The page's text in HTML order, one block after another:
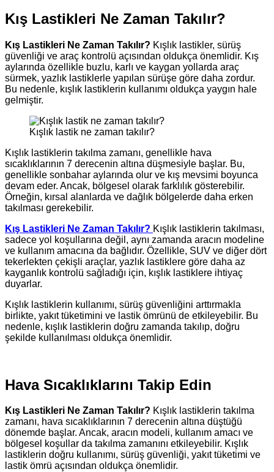
Kış Lastikleri Ne Zaman Takılır?
Kış Lastikleri Ne Zaman Takılır? Kışlık lastikler, sürüş
güvenliği ve araç kontrolü açısından oldukça önemlidir. Kış
aylarında özellikle buzlu, karlı ve kaygan yollarda araç
sürmek, yazlık lastiklerle yapılan sürüşe göre daha zordur.
Bu nedenle, kışlık lastiklerin kullanımı oldukça yaygın hale
gelmiştir.
Kışlık lastik ne zaman takılır?
Kışlık lastiklerin takılma zamanı, genellikle hava
sıcaklıklarının 7 derecenin altına düşmesiyle başlar. Bu,
genellikle sonbahar aylarında olur ve kış mevsimi boyunca
devam eder. Ancak, bölgesel olarak farklılık gösterebilir.
Örneğin, kırsal alanlarda ve dağlık bölgelerde daha erken
takılması gerekebilir.
Kış Lastikleri Ne Zaman Takılır? Kışlık lastiklerin takılması,
sadece yol koşullarına değil, aynı zamanda aracın modeline
ve kullanım amacına da bağlıdır. Özellikle, SUV ve diğer dört
tekerlekten çekişli araçlar, yazlık lastiklere göre daha az
kayganlık kontrolü sağladığı için, kışlık lastiklere ihtiyaç
duyarlar.
Kışlık lastiklerin kullanımı, sürüş güvenliğini arttırmakla
birlikte, yakıt tüketimini ve lastik ömrünü de etkileyebilir. Bu
nedenle, kışlık lastiklerin doğru zamanda takılıp, doğru
şekilde kullanılması oldukça önemlidir.
Hava Sıcaklıklarını Takip Edin
Kış Lastikleri Ne Zaman Takılır? Kışlık lastiklerin takılma
zamanı, hava sıcaklıklarının 7 derecenin altına düştüğü
dönemde başlar. Ancak, aracın modeli, kullanım amacı ve
bölgesel koşullar da takılma zamanını etkileyebilir. Kışlık
lastiklerin doğru kullanımı, sürüş güvenliği, yakıt tüketimi ve
lastik ömrü açısından oldukça önemlidir.